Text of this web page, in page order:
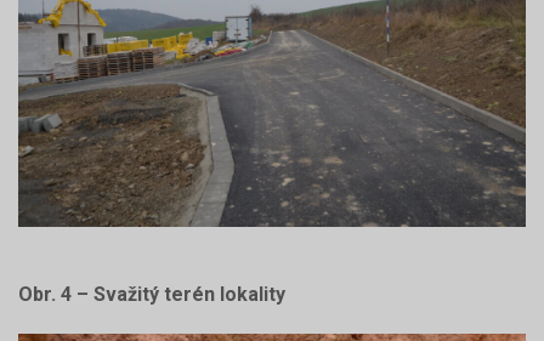
Obr. 4 – Svažitý terén lokality